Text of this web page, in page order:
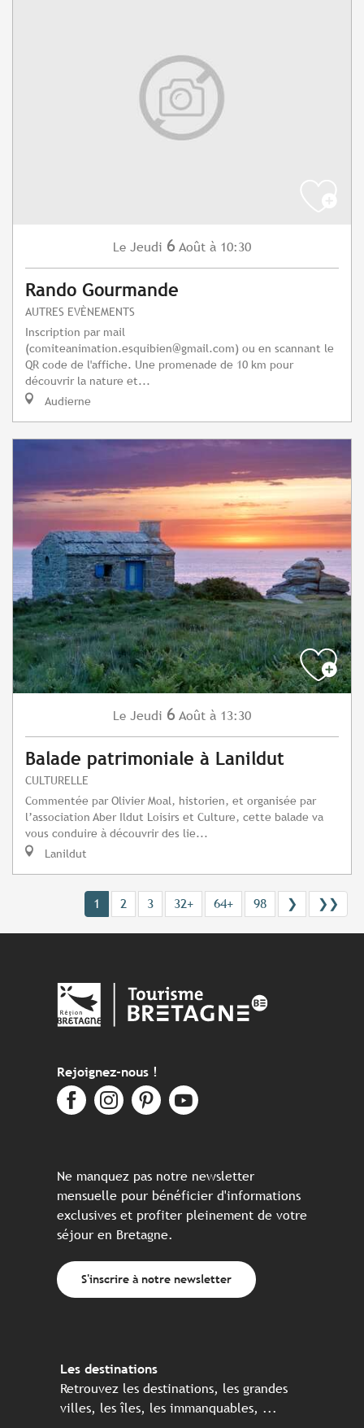
Le Jeudi 6 Août à 10:30
Rando Gourmande
AUTRES EVÈNEMENTS
Inscription par mail
(comiteanimation.esquibien@gmail.com) ou en scannant le
QR code de l'affiche. Une promenade de 10 km pour
découvrir la nature et...
Audierne
Le Jeudi 6 Août à 13:30
Balade patrimoniale à Lanildut
CULTURELLE
Commentée par Olivier Moal, historien, et organisée par
l’association Aber Ildut Loisirs et Culture, cette balade va
vous conduire à découvrir des lie...
Lanildut
1 2 3 32+ 64+ 98 ❯ ❯❯
Rejoignez-nous !
Ne manquez pas notre newsletter
mensuelle pour bénéficier d'informations
exclusives et profiter pleinement de votre
séjour en Bretagne.
S'inscrire à notre newsletter
Les destinations
Retrouvez les destinations, les grandes
villes, les îles, les immanquables, ...